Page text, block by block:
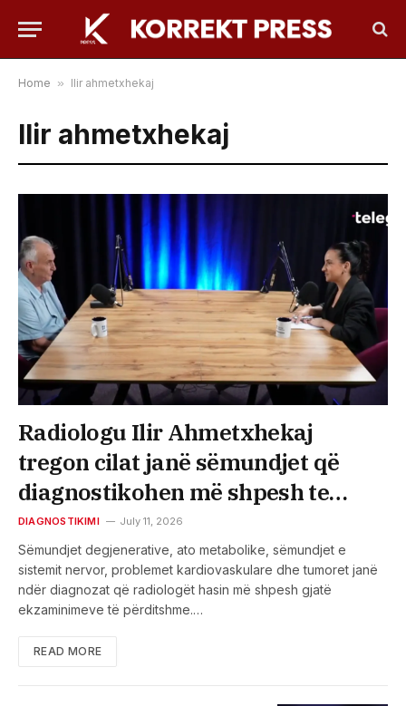
Home » Ilir ahmetxhekaj
Ilir ahmetxhekaj
Radiologu Ilir Ahmetxhekaj
tregon cilat janë sëmundjet që
diagnostikohen më shpesh te
pacientët
DIAGNOSTIKIMI July 11, 2026
Sëmundjet degjenerative, ato metabolike, sëmundjet e
sistemit nervor, problemet kardiovaskulare dhe tumoret janë
ndër diagnozat që radiologët hasin më shpesh gjatë
ekzaminimeve të përditshme.…
READ MORE